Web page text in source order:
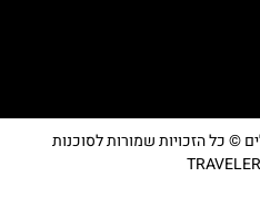
© כל הזכויות שמורות לסוכנות